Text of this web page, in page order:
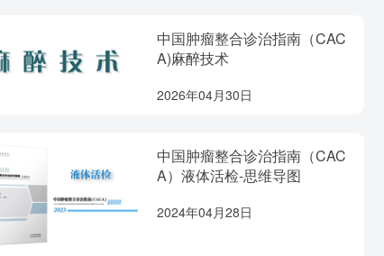
中国肿瘤整合诊治指南（CAC
A)麻醉技术
2026年04月30日
中国肿瘤整合诊治指南（CAC
A）液体活检-思维导图
2024年04月28日